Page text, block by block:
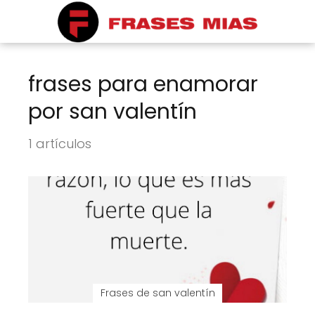
frases para enamorar
por san valentín
1 artículos
Frases de san valentín